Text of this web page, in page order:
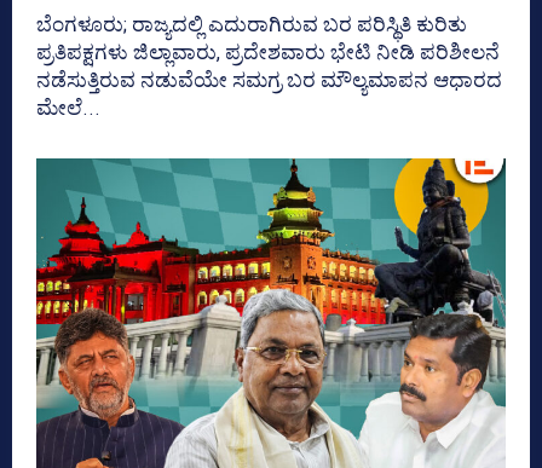
ಬೆಂಗಳೂರು; ರಾಜ್ಯದಲ್ಲಿ ಎದುರಾಗಿರುವ ಬರ ಪರಿಸ್ಥಿತಿ ಕುರಿತು
ಪ್ರತಿಪಕ್ಷಗಳು ಜಿಲ್ಲಾವಾರು, ಪ್ರದೇಶವಾರು ಭೇಟಿ ನೀಡಿ ಪರಿಶೀಲನೆ
ನಡೆಸುತ್ತಿರುವ ನಡುವೆಯೇ ಸಮಗ್ರ ಬರ ಮೌಲ್ಯಮಾಪನ ಆಧಾರದ
ಮೇಲೆ...